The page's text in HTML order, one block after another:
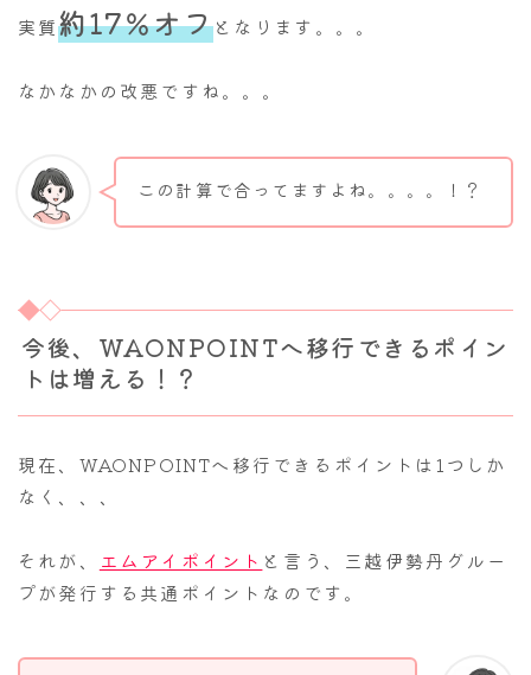
実質約17％オフとなります。。。
なかなかの改悪ですね。。。
この計算で合ってますよね。。。。！？
今後、WAONPOINTへ移行できるポイン
トは増える！？
現在、WAONPOINTへ移行できるポイントは1つしか
なく、、、
それが、 エムアイポイント と言う、三越伊勢丹グルー
プが発行する共通ポイントなのです。